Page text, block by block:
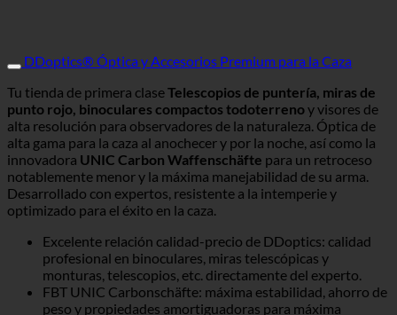
DDoptics® Óptica y Accesorios Premium para la Caza
Tu tienda de primera claseTelescopios de puntería, miras de
punto rojo, binoculares compactos todoterrenoy visores de
alta resolución para observadores de la naturaleza. Óptica de
alta gama para la caza al anochecer y por la noche, así como la
innovadora UNIC Carbon Waffenschäfte para un retroceso
notablemente menor y la máxima manejabilidad de su arma.
Desarrollado con expertos, resistente a la intemperie y
optimizado para el éxito en la caza.
Excelente relación calidad-precio de DDoptics: calidad
profesional en binoculares, miras telescópicas y
monturas, telescopios, etc. directamente del experto.
FBT UNIC Carbonschäfte: máxima estabilidad, ahorro de
peso y propiedades amortiguadoras para máxima